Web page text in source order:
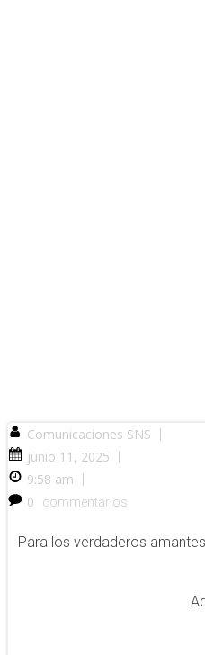
Comunicaciones SNS
junio 11, 2025
9:58 am
0
commentarios
Para los verdaderos